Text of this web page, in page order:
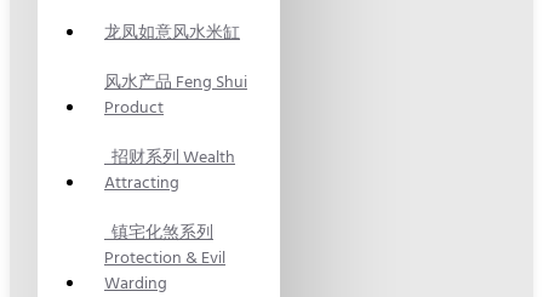
龙凤如意风水米缸
风水产品 Feng Shui
Product
招财系列 Wealth
Attracting
镇宅化煞系列
Protection & Evil
Warding